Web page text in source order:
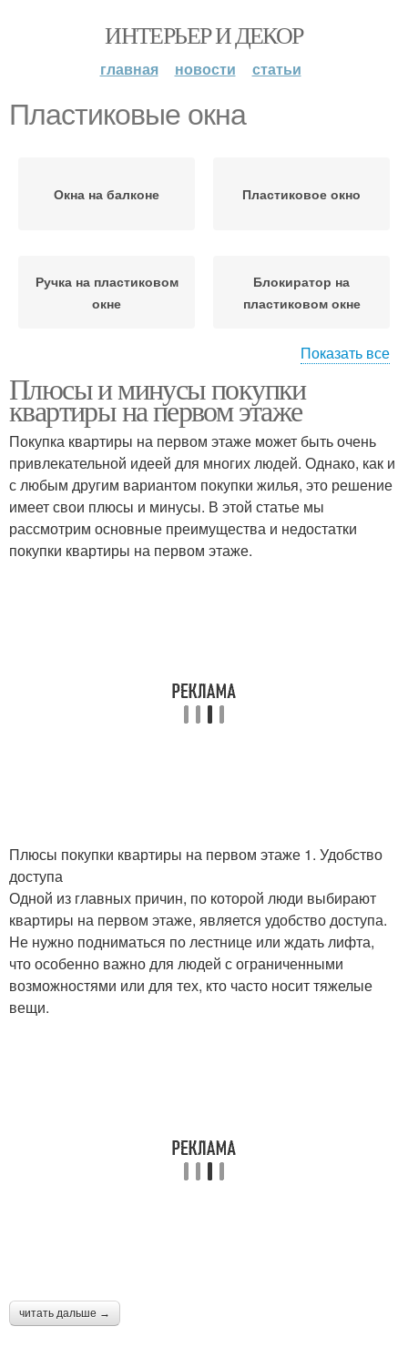
ИНТЕРЬЕР И ДЕКОР
главная новости статьи
Пластиковые окна
Окна на балконе Пластиковое окно
Ручка на пластиковом
окне
Блокиратор на
пластиковом окне
Окна с помощью Окна по горизонтали
Окна на зиму Окна на проветривание
Окно в закрытом
положении
положении
Окно на проветривании Окна от окна
Показать все
Плюсы и минусы покупки
квартиры на первом этаже
Покупка квартиры на первом этаже может быть очень
привлекательной идеей для многих людей. Однако, как и
с любым другим вариантом покупки жилья, это решение
имеет свои плюсы и минусы. В этой статье мы
рассмотрим основные преимущества и недостатки
покупки квартиры на первом этаже.
Плюсы покупки квартиры на первом этаже 1. Удобство
доступа
Одной из главных причин, по которой люди выбирают
квартиры на первом этаже, является удобство доступа.
Не нужно подниматься по лестнице или ждать лифта,
что особенно важно для людей с ограниченными
возможностями или для тех, кто часто носит тяжелые
вещи.
читать дальше →